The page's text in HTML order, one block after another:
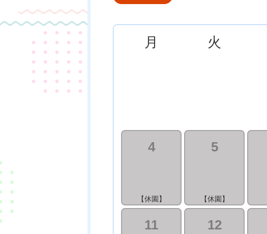
月 火
4
【休園】
5
【休園】
11 12